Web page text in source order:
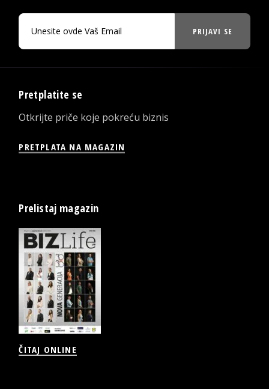
PRIJAVI SE
Pretplatite se
Otkrijte priče koje pokreću biznis
PRETPLATA NA MAGAZIN
Prelistaj magazin
ČITAJ ONLINE